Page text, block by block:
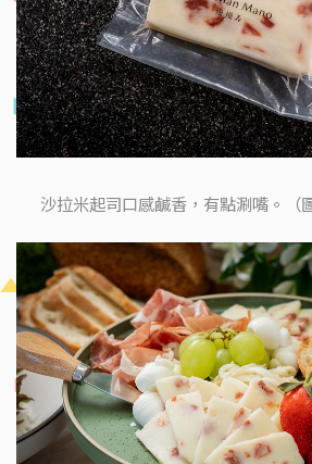
沙拉米起司口感鹹香，有點涮嘴。（